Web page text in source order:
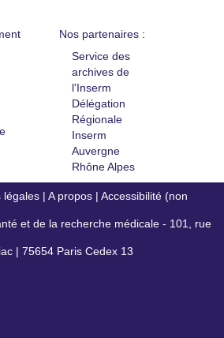
Nos partenaires :
Service des
archives de
l'Inserm
Délégation
Régionale
Inserm
Auvergne
Rhône Alpes
légales | A propos | Accessibilité (non
conforme)
et de la recherche médicale - 101, rue
| 75654 Paris Cedex 13